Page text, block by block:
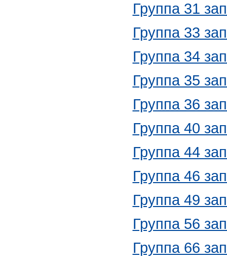
Группа 31
Группа 33
Группа 34
Группа 35
Группа 36
Группа 40
Группа 44
Группа 46
Группа 49
Группа 56
Группа 66